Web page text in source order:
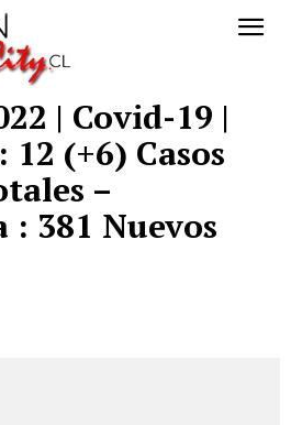
| Covid-19 |
(+6) Casos
–
381 Nuevos